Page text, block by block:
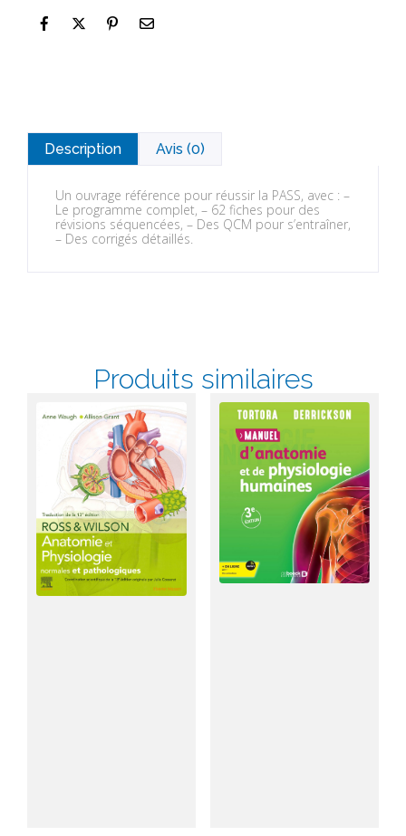
Description Avis (0)
Un ouvrage référence pour réussir la PASS, avec : –
Le programme complet, – 62 fiches pour des
révisions séquencées, – Des QCM pour s’entraîner,
– Des corrigés détaillés.
Produits similaires